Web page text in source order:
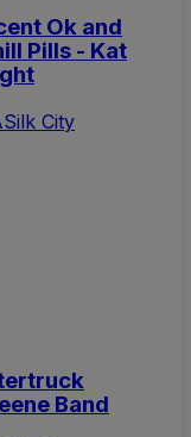
Ok and
Pills - Kat
Silk City
Band